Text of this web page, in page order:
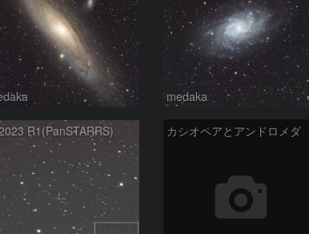
medaka
R1(PanSTARRS) カシオペアとアンドロメダ